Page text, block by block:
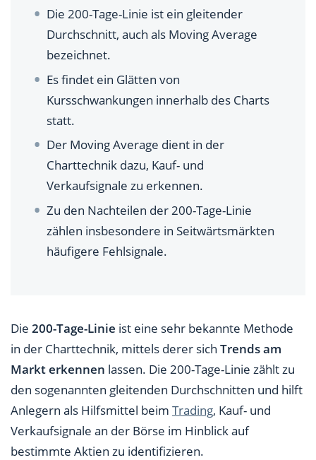
Für welche Anlageklassen eignet sich der gleitende
Durchschnitt?
Welche Vorteile hat die 200-Tage-Linie in der
Charttechnik?
Welche Nachteile hat die 200-Tage-Linie als
Analyseinstrument?
Für wen eignet sich die Analyse mittels der 200-
Welche weiteren Tage-Linien werden genutzt?
Was bedeutet es, wenn sich zwei Tage-Linien
Die 200-Tage-Linie ist ein gleitender
Durchschnitt, auch als Moving Average
bezeichnet.
Es findet ein Glätten von
Kursschwankungen innerhalb des Charts
statt.
Der Moving Average dient in der
Charttechnik dazu, Kauf- und
Verkaufsignale zu erkennen.
Zu den Nachteilen der 200-Tage-Linie
zählen insbesondere in Seitwärtsmärkten
häufigere Fehlsignale.
Die 200-Tage-Linie ist eine sehr bekannte Methode
in der Charttechnik, mittels derer sich Trends am
Markt erkennen lassen. Die 200-Tage-Linie zählt zu
den sogenannten gleitenden Durchschnitten und hilft
Anlegern als Hilfsmittel beim Trading, Kauf- und
Verkaufsignale an der Börse im Hinblick auf
bestimmte Aktien zu identifizieren.